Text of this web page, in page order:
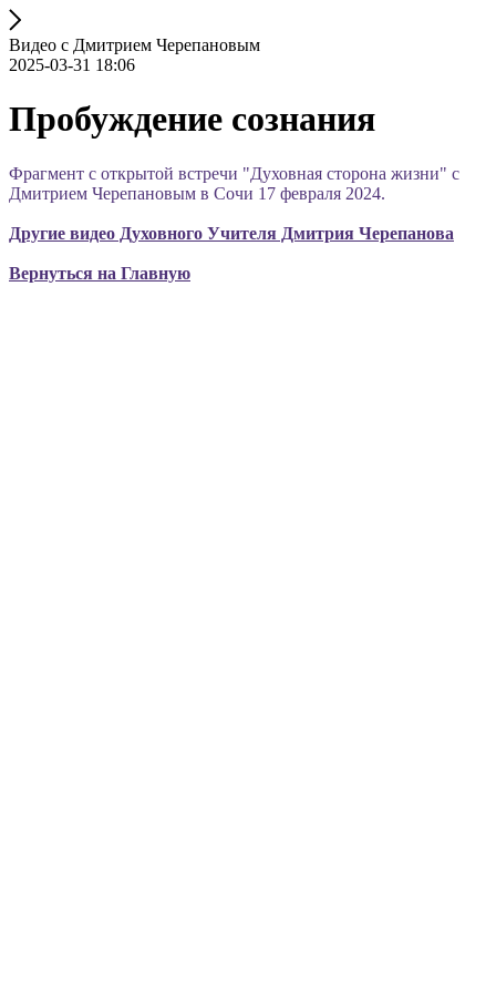
Видео с Дмитрием Черепановым
2025-03-31 18:06
Пробуждение сознания
Фрагмент с открытой встречи "Духовная сторона жизни" с
Дмитрием Черепановым в Сочи 17 февраля 2024.
Другие видео Духовного Учителя Дмитрия Черепанова
Вернуться на Главную